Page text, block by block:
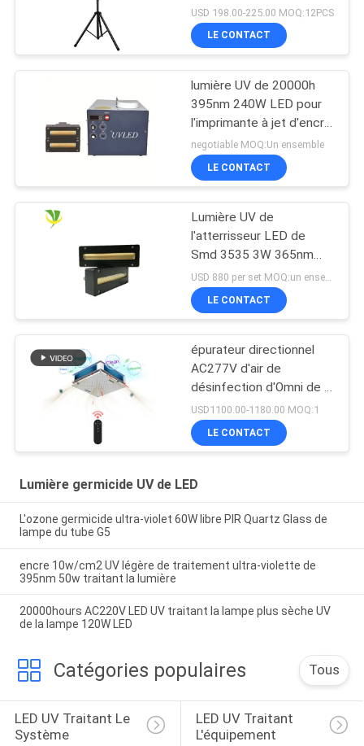
bactéricide UV-C
portative de lumière UV
USD 198.00-225.00 MOQ:12PCS
LE CONTACT
lumière UV de 20000h
395nm 240W LED pour
l'imprimante à jet d'encre
Machine
negotiable MOQ:Un ensemble
LE CONTACT
Lumière UV de
l'atterrisseur LED de
Smd 3535 3W 365nm
385nm 395nm 405nm
USD 880 per set MOQ:un ensemble
LE CONTACT
épurateur directionnel
AC277V d'air de
désinfection d'Omni de la
lampe 150W UV
germicide
USD1100.00-1180.00 MOQ:1
LE CONTACT
Lumière germicide UV de LED
L'ozone germicide ultra-violet 60W libre PIR Quartz Glass de
lampe du tube G5
encre 10w/cm2 UV légère de traitement ultra-violette de
395nm 50w traitant la lumière
20000hours AC220V LED UV traitant la lampe plus sèche UV
de la lampe 120W LED
Catégories populaires Tous
LED UV Traitant Le
Système
LED UV Traitant
L'équipement